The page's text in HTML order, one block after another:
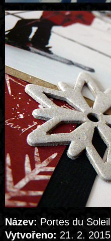
Název: Portes du Soleil
Vytvořeno: 21. 2. 2015